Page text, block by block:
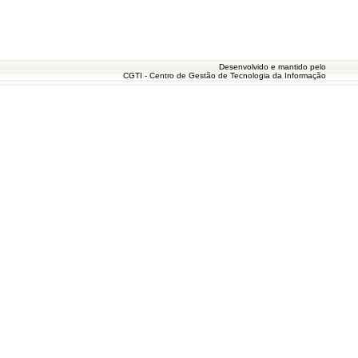
Desenvolvido e mantido pelo
CGTI - Centro de Gestão de Tecnologia da Informação